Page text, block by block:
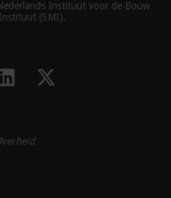
Instituut voor de Bouw
(SMI).